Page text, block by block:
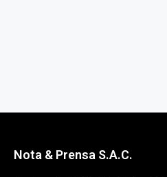
Nota & Prensa S.A.C.